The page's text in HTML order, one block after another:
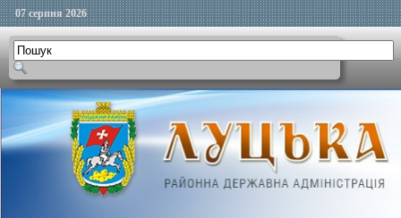
07 серпня 2026